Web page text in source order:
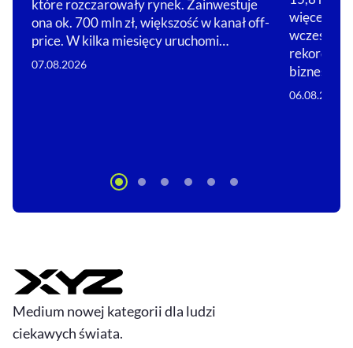
które rozczarowały rynek. Zainwestuje
ona ok. 700 mln zł, większość w kanał off-
price. W kilka miesięcy uruchomi…
07.08.2026
więcej, niż
wcześniej.
biznesów…
06.08.2026
Medium nowej kategorii dla ludzi
ciekawych świata.